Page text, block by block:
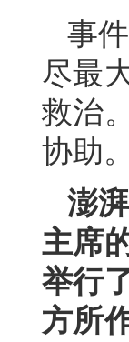
事
尽最
救治
协助。
澎
主席
举行
方所